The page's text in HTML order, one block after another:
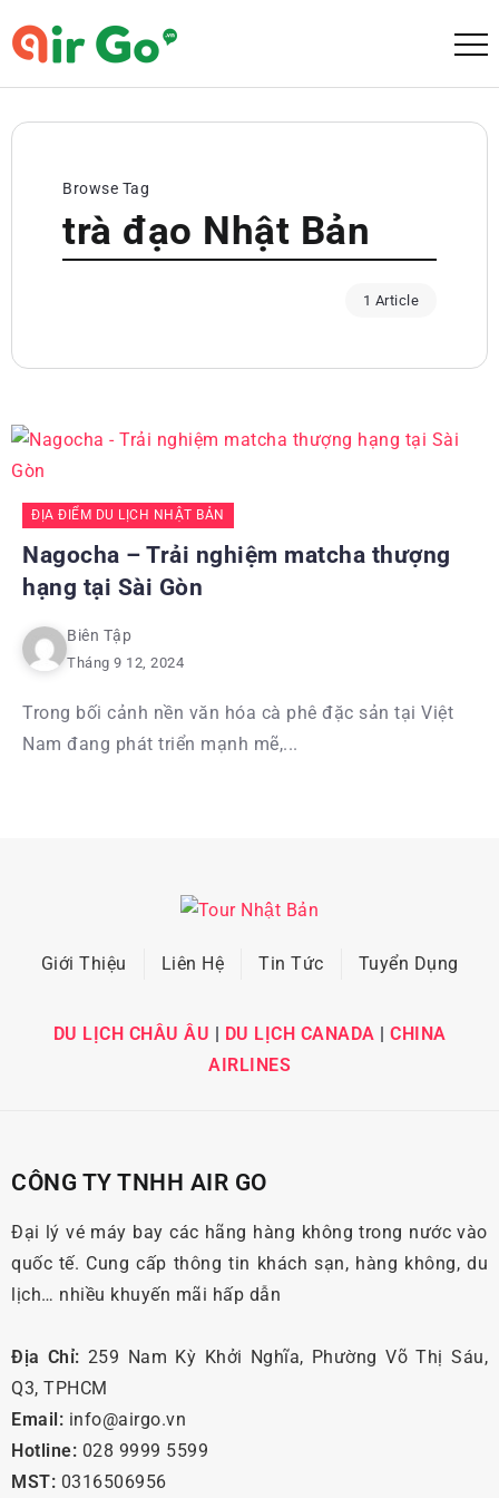
Browse Tag
trà đạo Nhật Bản
1 Article
ĐỊA ĐIỂM DU LỊCH NHẬT BẢN
Nagocha – Trải nghiệm matcha thượng
hạng tại Sài Gòn
Biên Tập
Tháng 9 12, 2024
Trong bối cảnh nền văn hóa cà phê đặc sản tại Việt
Nam đang phát triển mạnh mẽ,...
Giới Thiệu Liên Hệ Tin Tức Tuyển Dụng
DU LỊCH CHÂU ÂU | DU LỊCH CANADA | CHINA
AIRLINES
CÔNG TY TNHH AIR GO
Đại lý vé máy bay các hãng hàng không trong nước vào
quốc tế. Cung cấp thông tin khách sạn, hàng không, du
lịch… nhiều khuyến mãi hấp dẫn
Địa Chỉ: 259 Nam Kỳ Khởi Nghĩa, Phường Võ Thị Sáu,
Q3, TPHCM
Email: info@airgo.vn
Hotline: 028 9999 5599
MST: 0316506956